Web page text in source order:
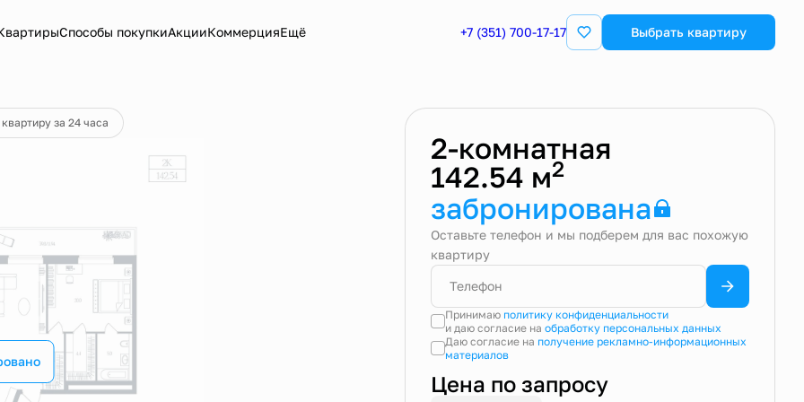
Способы покупкиАкцииКоммерцияЕщё +7 (351) 700-17-17 Выбрать квартиру
Квартира забронирована
за 24 часа
2-комнатная
142.54 м2
забронирована
Оставьте телефон и мы подберем для вас похожую
квартиру
Принимаю политику конфиденциальности
и даю согласие на обработку персональных данных
Даю согласие на получение рекламно-информационных
материалов
Цена по запросу